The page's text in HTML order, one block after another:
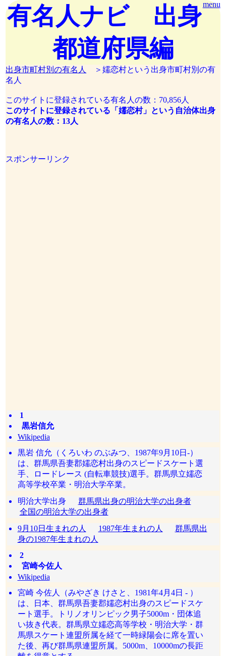
menu
有名人ナビ 出身
都道府県編
出身市町村別の有名人
＞嬬恋村という出身市町村別の有
名人
このサイトに登録されている有名人の数：70,856人
このサイトに登録されている「嬬恋村」という自治体出身
の有名人の数：13人
スポンサーリンク
1
黒岩信允
Wikipedia
黒岩 信允（くろいわ のぶみつ、1987年9月10日-）
は、群馬県吾妻郡嬬恋村出身のスピードスケート選
手、ロードレース (自転車競技)選手。群馬県立嬬恋
高等学校卒業・明治大学卒業。
明治大学出身 群馬県出身の明治大学の出身者
全国の明治大学の出身者
9月10日生まれの人
1987年生まれの人
群馬県出
身の1987年生まれの人
2
宮崎今佐人
Wikipedia
宮崎 今佐人（みやざき けさと、1981年4月4日 - ）
は、日本、群馬県吾妻郡嬬恋村出身のスピードスケ
ート選手。トリノオリンピック男子5000m・団体追
い抜き代表。群馬県立嬬恋高等学校・明治大学・群
馬県スケート連盟所属を経て一時緑陽会に席を置い
た後、再び群馬県連盟所属。5000m、10000mの長距